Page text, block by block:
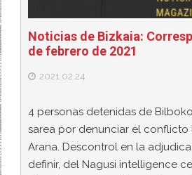
Noticias de Bizkaia:
de febrero de 2021
2021.02.24
4 personas detenidas de
sarea por denunciar el conflicto
Arana. Descontrol en la
definir, del Nagusi intelligence